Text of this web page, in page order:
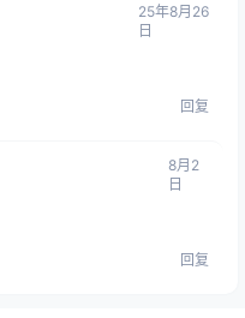
25年8月26
日
回复
8月2
日
回复